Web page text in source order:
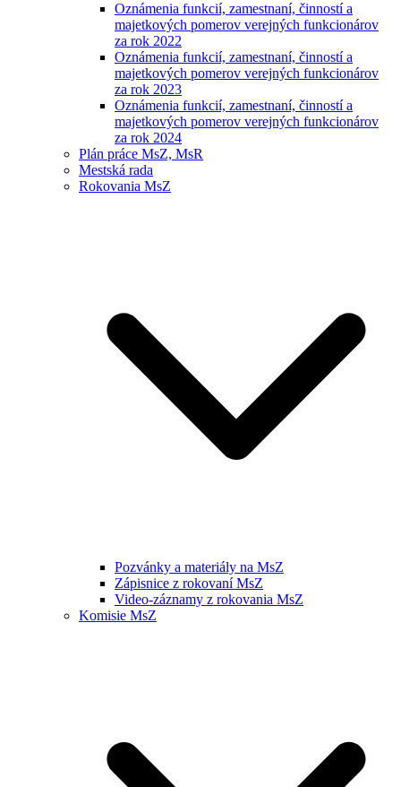
Oznámenia funkcií, zamestnaní, činností a
majetkových pomerov verejných funkcionárov
za rok 2022
Oznámenia funkcií, zamestnaní, činností a
majetkových pomerov verejných funkcionárov
za rok 2023
Oznámenia funkcií, zamestnaní, činností a
majetkových pomerov verejných funkcionárov
za rok 2024
Plán práce MsZ, MsR
Mestská rada
Rokovania MsZ
Pozvánky a materiály na MsZ
Zápisnice z rokovaní MsZ
Video-záznamy z rokovania MsZ
Komisie MsZ